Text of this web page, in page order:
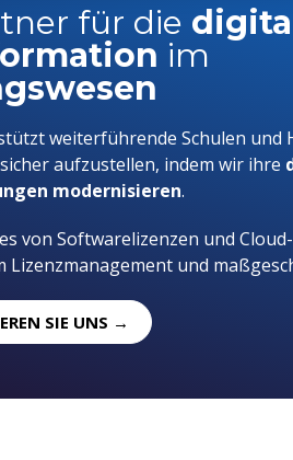
für die
im
weiterführende Schulen und
aufzustellen, indem wir ihre
modernisieren.
von Softwarelizenzen und
Lizenzmanagement und
SIE UNS →